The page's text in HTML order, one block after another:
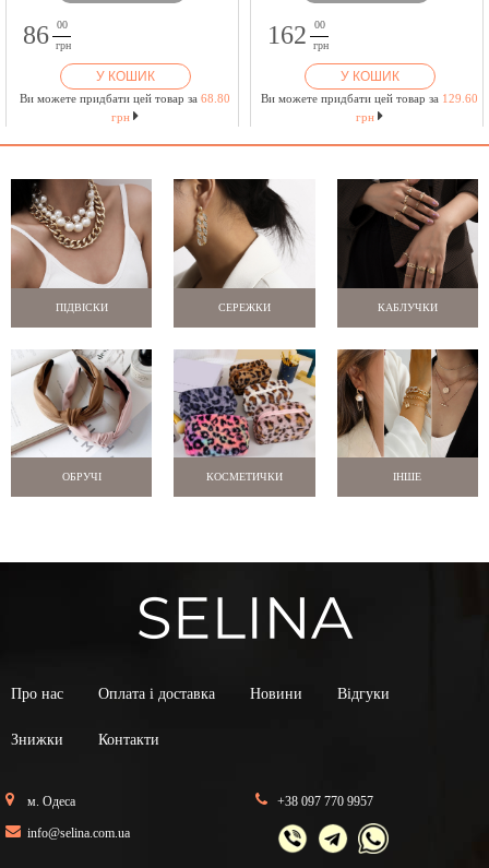
86
00
грн
У КОШИК
Ви можете придбати цей товар за 68.80
грн
162
00
грн
У КОШИК
Ви можете придбати цей товар за 129.60
грн
ПІДВІСКИ СЕРЕЖКИ КАБЛУЧКИ
ОБРУЧІ КОСМЕТИЧКИ ІНШЕ
Про нас Оплата і доставка Новини Відгуки
Знижки Контакти
м. Одеса
info@selina.com.ua
+38 097 770 9957